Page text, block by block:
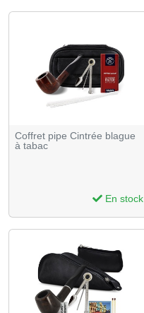
Coffret pipe Cintrée blague
à tabac
En stock